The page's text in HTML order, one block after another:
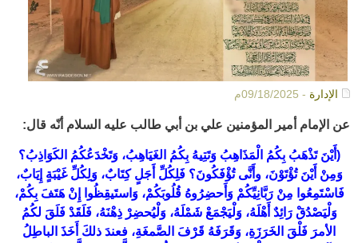
الإدارة - 09/18/2025م
عن الإمام أمير المؤمنين علي بن أبي طالب عليه السلام أنّه قال:
(أَيْنَ تَذْهَبُ بِكُمُ الْمَذَاهِبُ وَتَتِيهُ بِكُمُ الغَيَاهِبُ، وَتَخْدَعُكُمُ الكَوَاذِبُ؟
وَمِنْ أَيْنَ تُؤْتَوْنَ، وأَنَّى تُؤْفَكُونَ؟ فَلِكُلِّ أَجَلٍ كِتَابٌ، وَلِكُلِّ غَيْبَةٍ إِيَابٌ،
فَاسْتَمِعُوا مِنْ رَبَّانِيِّكُمْ وَأَحضِرُوهُ قُلُوبَكُمْ، وَاستَيقِظُوا إِنْ هَتَفَ بِكُمْ،
وَلْيَصْدُقْ رَائِدٌ أَهْلَهُ، وَلْيَجْمَعْ شَمْلَهُ، وَلْيُحضِرْ ذِهْنَهُ، فَلَقَدْ فَلَقَ لكُمُ
الأمرَ فَلْقَ الخَرَزَةِ، وَقَرَفَهُ قَرْفَ الصَّمغَةِ، فعندَ ذلكَ أَخَذَ الباطِلُ